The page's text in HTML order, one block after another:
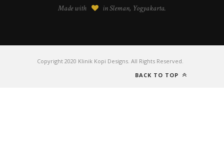
Made with in Sleman, Yogyakarta.
Copyright 2020 Klinik Kopi Designs. All Rights Reserved.
BACK TO TOP